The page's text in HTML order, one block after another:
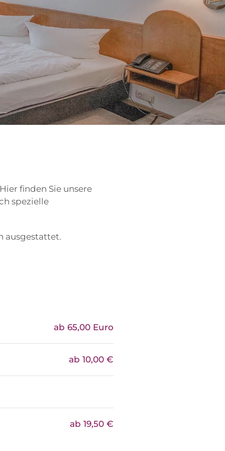
finden Sie unsere
spezielle
ausgestattet.
ab 65,00 Euro
ab 10,00 €
ab 19,50 €